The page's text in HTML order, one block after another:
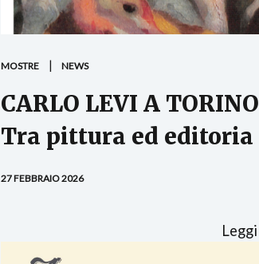
MOSTRE NEWS
CARLO LEVI A TORINO
Tra pittura ed editoria
27 FEBBRAIO 2026
Leggi